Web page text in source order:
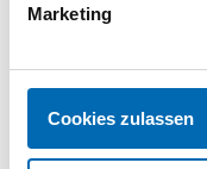
Marketing
Cookies zulassen
Schleifarbeiten
Flexible
flexibler
Absaugmobil